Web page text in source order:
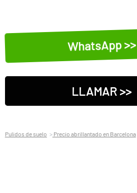
WhatsApp >>
LLAMAR >>
Pulidos de suelo Precio abrillantado en Barcelona